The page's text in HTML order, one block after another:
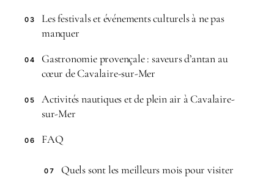
03
Les festivals et événements culturels à ne pas
manquer
04
Gastronomie provençale : saveurs d’antan au
cœur de Cavalaire-sur-Mer
05
Activités nautiques et de plein air à Cavalaire-
sur-Mer
06 FAQ
07
Quels sont les meilleurs mois pour visiter